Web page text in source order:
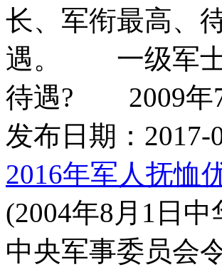
长、军衔最高、
遇。 一级军士
待遇? 2009年7
发布日期：2017-
2016年军人抚恤
(2004年8月1日
中央军事委员会